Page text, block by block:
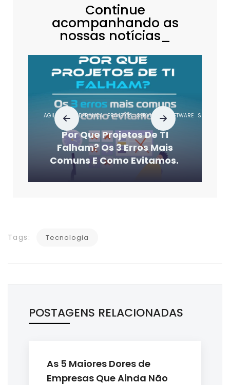
Continue
acompanhando as
nossas notícias_
AGILIDADE LIDERANÇA PROJETOS SERVIÇOS SOFTWARE
Por Que Projetos De TI
Falham? Os 3 Erros Mais
Comuns E Como Evitamos.
Tags: Tecnologia
POSTAGENS RELACIONADAS
As 5 Maiores Dores de
Empresas Que Ainda Não